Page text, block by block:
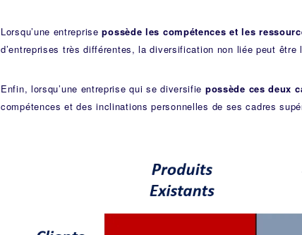
Lorsqu’une entreprisepossède les compétences et les
d’entreprises très différentes, la diversification non liée peut être
Enfin, lorsqu’une entreprise qui se diversifie possède ces deux
compétences et des inclinations personnelles de ses cadres